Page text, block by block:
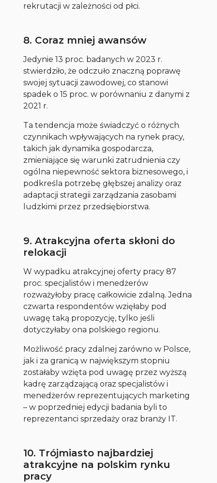
rekrutacji w zależności od płci.
8. Coraz mniej awansów
Jedynie 13 proc. badanych w 2023 r.
stwierdziło, że odczuło znaczną poprawę
swojej sytuacji zawodowej, co stanowi
spadek o 15 proc. w porównaniu z danymi z
2021 r.
Ta tendencja może świadczyć o różnych
czynnikach wpływających na rynek pracy,
takich jak dynamika gospodarcza,
zmieniające się warunki zatrudnienia czy
ogólna niepewność sektora biznesowego, i
podkreśla potrzebę głębszej analizy oraz
adaptacji strategii zarządzania zasobami
ludzkimi przez przedsiębiorstwa.
9. Atrakcyjna oferta skłoni do
relokacji
W wypadku atrakcyjnej oferty pracy 87
proc. specjalistów i menedżerów
rozważyłoby pracę całkowicie zdalną. Jedna
czwarta respondentów wzięłaby pod
uwagę taką propozycję, tylko jeśli
dotyczyłaby ona polskiego regionu.
Możliwość pracy zdalnej zarówno w Polsce,
jak i za granicą w największym stopniu
zostałaby wzięta pod uwagę przez wyższą
kadrę zarządzającą oraz specjalistów i
menedżerów reprezentujących marketing
– w poprzedniej edycji badania byli to
reprezentanci sprzedaży oraz branży IT.
10. Trójmiasto najbardziej
atrakcyjne na polskim rynku
pracy